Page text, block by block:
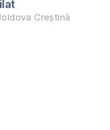
Creștină